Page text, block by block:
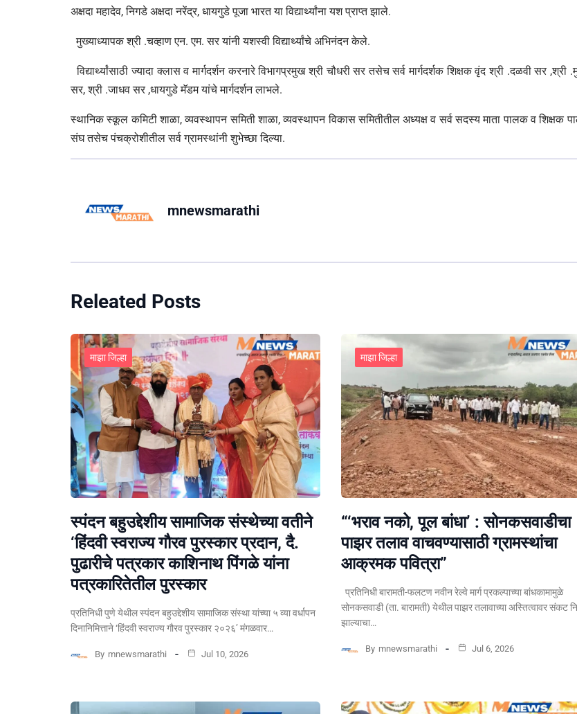
अक्षदा महादेव, निगडे अक्षदा नरेंद्र, धायगुडे पूजा भारत या विद्यार्थ्यांना यश प्राप्त झाले.
मुख्याध्यापक श्री .चव्हाण एन. एम. सर यांनी यशस्वी विद्यार्थ्यांचे अभिनंदन केले.
विद्यार्थ्यांसाठी ज्यादा क्लास व मार्गदर्शन करनारे विभागप्रमुख श्री चौधरी सर तसेच सर्व मार्गदर्शक शिक्षक वृंद श्री .दळवी सर ,श्री
सर, श्री .जाधव सर ,धायगुडे मॅडम यांचे मार्गदर्शन लाभले.
स्थानिक स्कूल कमिटी शाळा, व्यवस्थापन समिती शाळा, व्यवस्थापन विकास समितीतील अध्यक्ष व सर्व सदस्य माता पालक व शिक्षक
संघ तसेच पंचक्रोशीतील सर्व ग्रामस्थांनी शुभेच्छा दिल्या.
mnewsmarathi
Releated Posts
माझा जिल्हा
स्पंदन बहुउद्देशीय सामाजिक संस्थेच्या वतीने
‘हिंदवी स्वराज्य गौरव पुरस्कार प्रदान, दै.
पुढारीचे पत्रकार काशिनाथ पिंगळे यांना
पत्रकारितेतील पुरस्कार
प्रतिनिधी पुणे येथील स्पंदन बहुउद्देशीय सामाजिक संस्था यांच्या ५ व्या वर्धापन
दिनानिमित्ताने ‘हिंदवी स्वराज्य गौरव पुरस्कार २०२६’ मंगळवार…
By mnewsmarathi Jul 10, 2026
माझा जिल्हा
“‘भराव नको, पूल बांधा’ : सोनकसवाडीचा
पाझर तलाव वाचवण्यासाठी ग्रामस्थांचा
आक्रमक पवित्रा”
प्रतिनिधी बारामती-फलटण नवीन रेल्वे मार्ग प्रकल्पाच्या बांधकामामुळे
सोनकसवाडी (ता. बारामती) येथील पाझर तलावाच्या अस्तित्वावर संकट
झाल्याचा…
By mnewsmarathi Jul 6, 2026